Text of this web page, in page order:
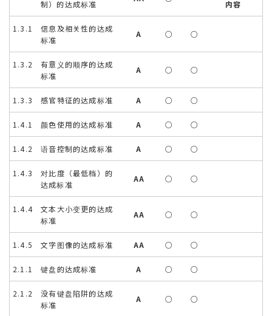
制）的达成标准 内容
1.3.1 信息及相关性的达成
标准
A ○ ○
1.3.2 有意义的顺序的达成
标准
A ○ ○
1.3.3 感官特征的达成标准 A ○ ○
1.4.1 颜色使用的达成标准 A ○ ○
1.4.2 语音控制的达成标准 A ○ ○
1.4.3 对比度（最低档）的
达成标准
AA ○ ○
1.4.4 文本大小变更的达成
标准
AA ○ ○
1.4.5 文字图像的达成标准 AA ○ ○
2.1.1 键盘的达成标准 A ○ ○
2.1.2 没有键盘陷阱的达成
标准
A ○ ○